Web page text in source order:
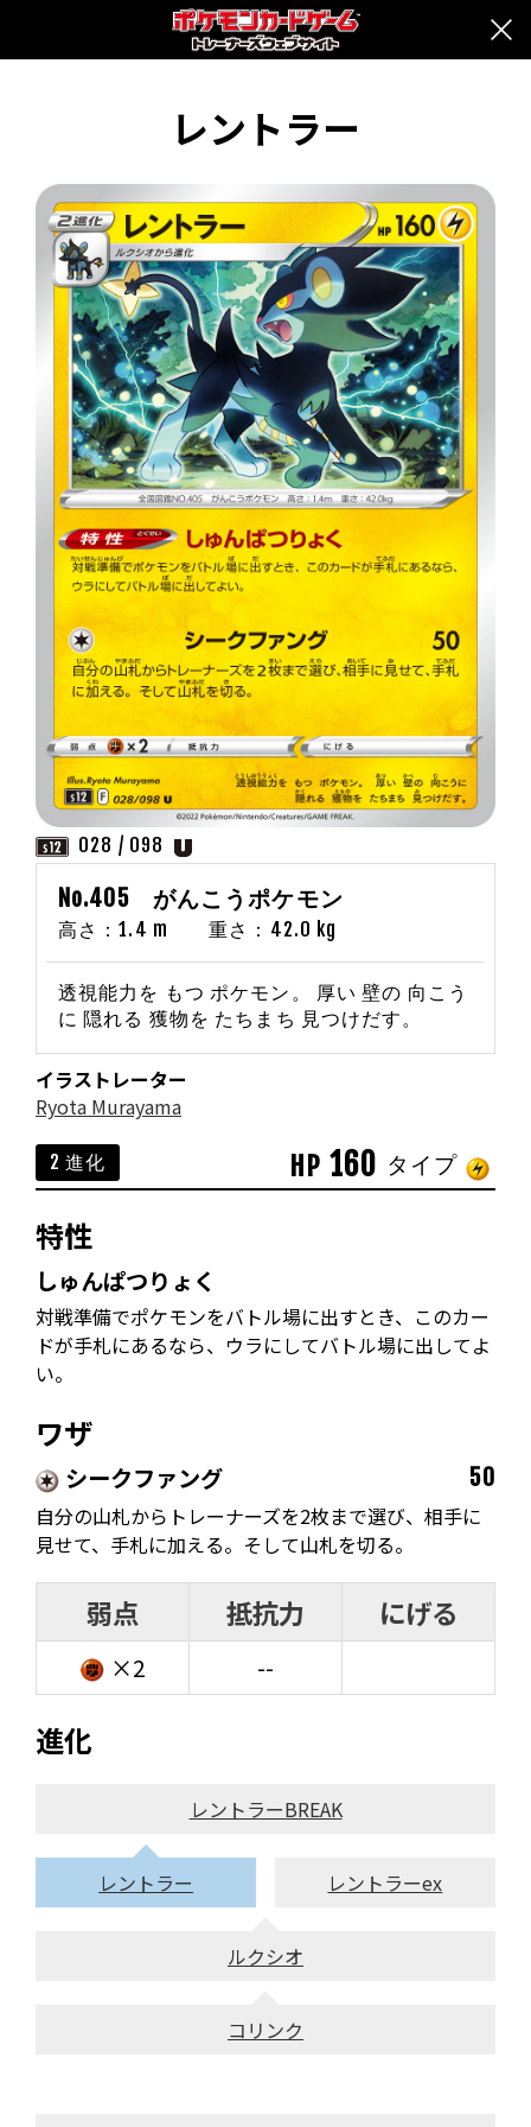
レントラー
028 / 098
No.405 がんこうポケモン
高さ：1.4 m 重さ：42.0 kg
透視能力を もつ ポケモン。 厚い 壁の 向こう
に 隠れる 獲物を たちまち 見つけだす。
イラストレーター
Ryota Murayama
2 進化 HP 160 タイプ
特性
しゅんぱつりょく
対戦準備でポケモンをバトル場に出すとき、このカー
ドが手札にあるなら、ウラにしてバトル場に出してよ
い。
ワザ
シークファング
50
自分の山札からトレーナーズを2枚まで選び、相手に
見せて、手札に加える。そして山札を切る。
弱点 抵抗力 にげる
×2 --
進化
レントラーBREAK
レントラー レントラーex
ルクシオ
コリンク